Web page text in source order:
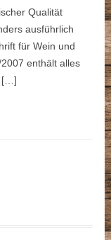
Qualität
ausführlich
für Wein und
enthält alles
[…]